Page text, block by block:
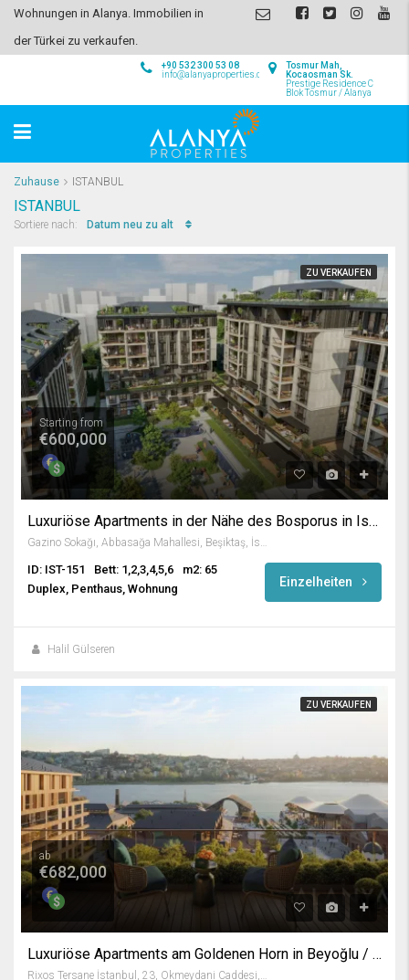
Wohnungen in Alanya. Immobilien in
der Türkei zu verkaufen.
Tosmur Mah,
Kocaosman Sk.
Prestige Residence C
Blok Tosmur / Alanya
+90 532 300 53 08
info@alanyaproperties.com
Zuhause ISTANBUL
ISTANBUL
Sortiere nach: Datum neu zu alt
ZU VERKAUFEN
Starting from
€600,000
Luxuriöse Apartments in der Nähe des Bosporus in Istanbul
Gazino Sokağı, Abbasağa Mahallesi, Beşiktaş, İstanbul, Marmara Bölgesi, 34022, Türkiye
ID: IST-151 Bett: 1,2,3,4,5,6
m2: 65
Duplex, Penthaus, Wohnung
Einzelheiten
Halil Gülseren
ZU VERKAUFEN
ab
€682,000
Luxuriöse Apartments am Goldenen Horn in Beyoğlu / Istanbul